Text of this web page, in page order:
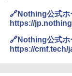
🔗Nothing公式ホ
https://
🔗Nothing公式ホ
https://cmf.tech/